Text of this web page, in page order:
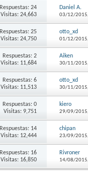
Respuestas: 24
Visitas: 24,663
Daniel A.
03/12/2015,
Respuestas: 25
Visitas: 24,750
otto_xd
01/12/2015,
Respuestas: 2
Visitas: 11,684
Aiken
30/11/2015,
Respuestas: 6
Visitas: 11,513
otto_xd
30/11/2015,
Respuestas: 0
Visitas: 9,751
kiero
29/09/2015,
Respuestas: 14
Visitas: 12,444
chipan
23/09/2015,
Respuestas: 16
Visitas: 16,850
Rivroner
14/08/2015,